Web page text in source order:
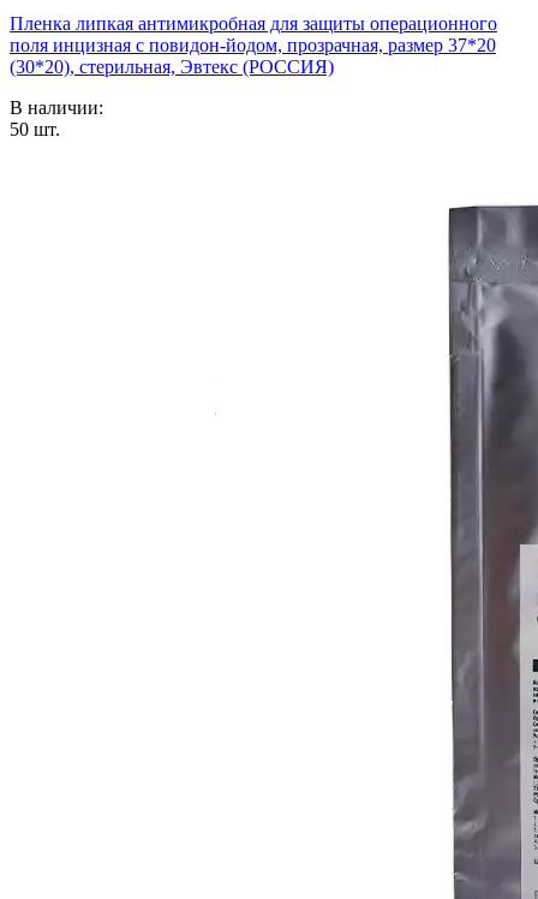
Пленка липкая антимикробная для защиты операционного
поля инцизная с повидон-йодом, прозрачная, размер 37*20
(30*20), стерильная, Эвтекс (РОССИЯ)
В наличии:
50 шт.